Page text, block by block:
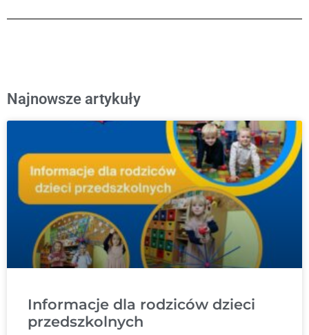
Najnowsze artykuły
Informacje dla rodziców dzieci
przedszkolnych